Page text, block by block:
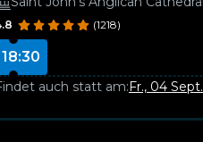
(1218)
18:30
auch statt am:Fr., 04 Sept.